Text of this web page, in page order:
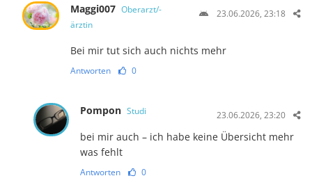
Maggi007 Oberarzt/-
ärztin
23.06.2026, 23:18
Bei mir tut sich auch nichts mehr
Antworten 0
Pompon Studi 23.06.2026, 23:20
bei mir auch – ich habe keine Übersicht mehr
was fehlt
Antworten 0